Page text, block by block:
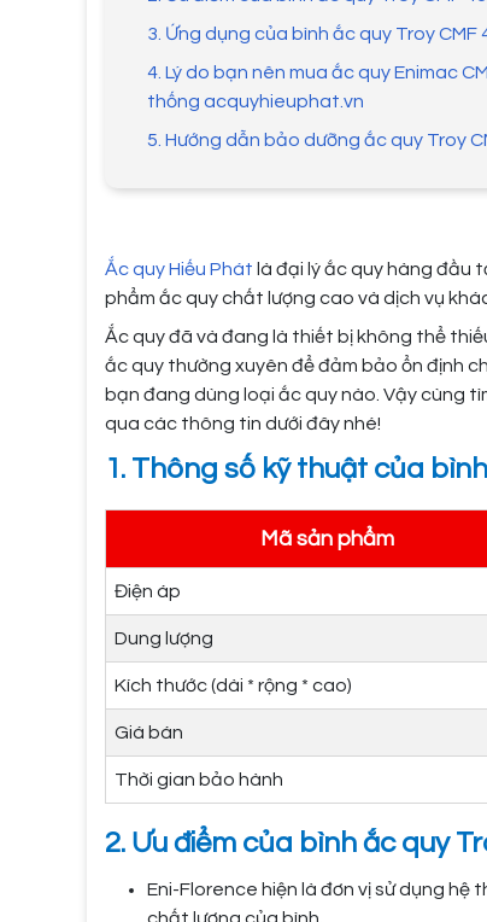
3. Ứng dụng của bình ắc quy Troy CMF
4. Lý do bạn nên mua ắc quy Enimac
thống acquyhieuphat.vn
5. Hướng dẫn bảo dưỡng ắc quy Troy
Ắc quy Hiếu Phát là đại lý ắc quy hàng đầu
phẩm ắc quy chất lượng cao và dịch vụ
Ắc quy đã và đang là thiết bị không thể
ắc quy thường xuyên để đảm bảo ổn định
bạn đang dùng loại ắc quy nào. Vậy cùng
qua các thông tin dưới đây nhé!
1. Thông số kỹ thuật của
Mã sản phẩm
Điện áp
Dung lượng
Kích thước (dài * rộng * cao)
Giá bán
Thời gian bảo hành
2. Ưu điểm của bình ắc quy
Eni-Florence hiện là đơn vị sử dụng